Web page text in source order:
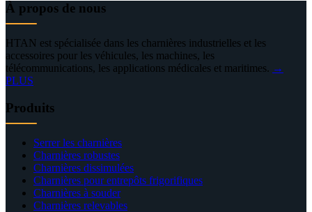
À propos de nous
HTAN est spécialisée dans les charnières industrielles et les
accessoires pour les véhicules, les machines, les
télécommunications, les applications médicales et maritimes. →
PLUS
Produits
Serrer les charnières
Charnières robustes
Charnières dissimulées
Charnières pour entrepôts frigorifiques
Charnières à souder
Charnières relevables